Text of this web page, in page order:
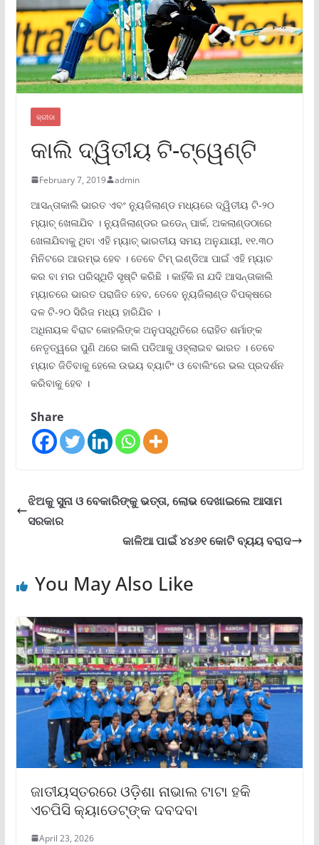
କ୍ରୀଡା
କାଲି ଦ୍ୱିତୀୟ ଟି-ଟ୍ୱେଣ୍ଟି
February 7, 2019 admin
ଆସନ୍ତାକାଲି ଭାରତ ଏବଂ ନ୍ୟୁଜିଲାଣ୍ଡ ମଧ୍ୟରେ ଦ୍ୱିତୀୟ ଟି-୨୦
ମ୍ୟାଚ୍ ଖେଳାଯିବ । ନ୍ୟୁଜିଲାଣ୍ଡର ଇଡେନ୍ ପାର୍କ, ଅକଲାଣ୍ଡଠାରେ
ଖେଳାଯିବାକୁ ଥିବା ଏହି ମ୍ୟାଚ୍ ଭାରତୀୟ ସମୟ ଅନୁଯାୟୀ, ୧୧.୩୦
ମିନିଟରେ ଆରମ୍ଭ ହେବ । ତେବେ ଟିମ୍ ଇଣ୍ଡିଆ ପାଇଁ ଏହି ମ୍ୟାଚ
କର ବା ମର ପରିସ୍ଥିତି ସୃଷ୍ଟି କରିଛି । କାହିଁକି ନା ଯଦି ଆସନ୍ତାକାଲି
ମ୍ୟାଚରେ ଭାରତ ପରାଜିତ ହେବ, ତେବେ ନ୍ୟୁଜିଲାଣ୍ଡ ବିପକ୍ଷରେ
ଦଳ ଟି-୨୦ ସିରିଜ ମଧ୍ୟ ହାରିଯିବ ।
ଅଧିନାୟକ ବିରାଟ କୋହଲିଙ୍କ ଅନୁପସ୍ଥିତିରେ ରୋହିତ ଶର୍ମାଙ୍କ
ନେତୃତ୍ୱରେ ପୁଣି ଥରେ କାଲି ପଡିଆକୁ ଓହ୍ଲାଇବ ଭାରତ । ତେବେ
ମ୍ୟାଚ ଜିତିବାକୁ ହେଲେ ଉଭୟ ବ୍ୟାଟିଂ ଓ ବୋଲିଂରେ ଭଲ ପ୍ରଦର୍ଶନ
କରିବାକୁ ହେବ ।
Share
ଝିଅକୁ ସୁନା ଓ ବେକାରିଙ୍କୁ ଭତ୍ତା, ଲୋଭ ଦେଖାଇଲେ ଆସାମ
ସରକାର
କାଳିଆ ପାଇଁ ୪୪୬୧ କୋଟି ବ୍ୟୟ ବରାଦ
You May Also Like
ଜାତୀୟସ୍ତରରେ ଓଡ଼ିଶା ନାଭାଲ ଟାଟା ହକି
ଏଚପିସି କ୍ୟାଡେଟ୍‌ଙ୍କ ଦବଦବା
April 23, 2026